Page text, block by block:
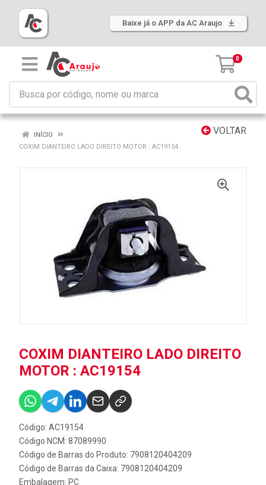
Baixe já o APP da AC Araujo
0
VOLTAR
INÍCIO
COXIM DIANTEIRO LADO DIREITO MOTOR : AC19154
COXIM DIANTEIRO LADO DIREITO
MOTOR : AC19154
Código: AC19154
Código NCM: 87089990
Código de Barras do Produto: 7908120404209
Código de Barras da Caixa: 7908120404209
Embalagem: PC